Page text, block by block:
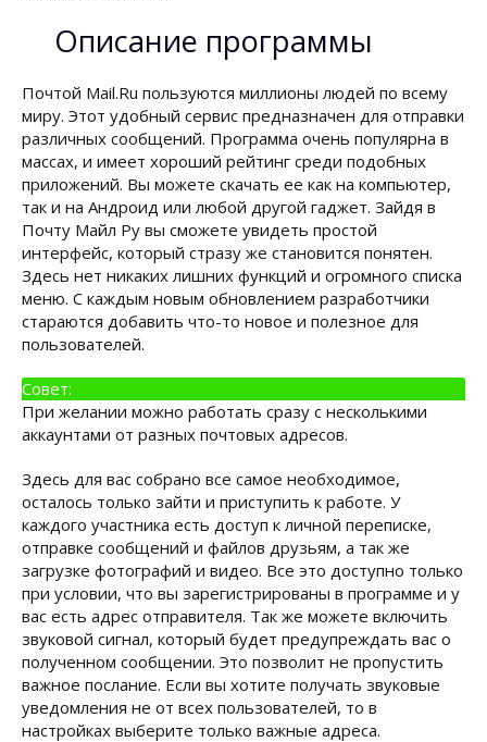
Описание программы
Почтой Mail.Ru пользуются миллионы людей по всему
миру. Этот удобный сервис предназначен для отправки
различных сообщений. Программа очень популярна в
массах, и имеет хороший рейтинг среди подобных
приложений. Вы можете скачать ее как на компьютер,
так и на Андроид или любой другой гаджет. Зайдя в
Почту Майл Ру вы сможете увидеть простой
интерфейс, который стразу же становится понятен.
Здесь нет никаких лишних функций и огромного списка
меню. С каждым новым обновлением разработчики
стараются добавить что-то новое и полезное для
пользователей.
Совет:
При желании можно работать сразу с несколькими
аккаунтами от разных почтовых адресов.
Здесь для вас собрано все самое необходимое,
осталось только зайти и приступить к работе. У
каждого участника есть доступ к личной переписке,
отправке сообщений и файлов друзьям, а так же
загрузке фотографий и видео. Все это доступно только
при условии, что вы зарегистрированы в программе и у
вас есть адрес отправителя. Так же можете включить
звуковой сигнал, который будет предупреждать вас о
полученном сообщении. Это позволит не пропустить
важное послание. Если вы хотите получать звуковые
уведомления не от всех пользователей, то в
настройках выберите только важные адреса.